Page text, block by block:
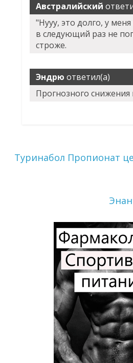
Австралийский
"Нууу, это долго, у
в следующий раз не
строже.
Эндрю ответил(а)
Прогнозного снижения
Туринабол Пропионат